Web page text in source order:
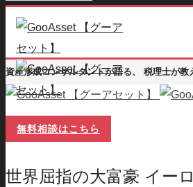
資産形成コンサルタントが語る、 税理士が教
無料相談はこちら
世界屈指の大富豪 イー